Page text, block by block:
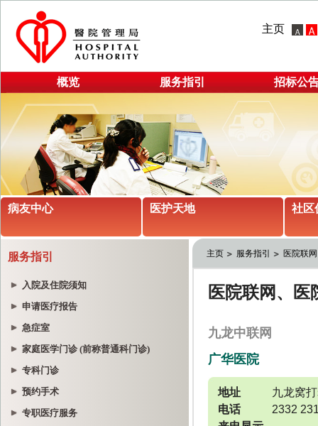
主页
概览 服务指引 招标公
病友中心 医护天地 社区
服务指引
入院及住院须知
申请医疗报告
急症室
家庭医学门诊 (前称普通科门诊)
专科门诊
预约手术
专职医疗服务
主页 服务指引 医院联